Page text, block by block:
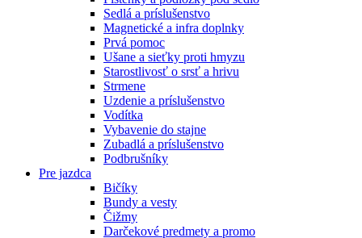
Sedlá a príslušenstvo
Magnetické a infra doplnky
Prvá pomoc
Ušane a sieťky proti hmyzu
Starostlivosť o srsť a hrivu
Strmene
Uzdenie a príslušenstvo
Vodítka
Vybavenie do stajne
Zubadlá a príslušenstvo
Podbrušníky
Pre jazdca
Bičíky
Bundy a vesty
Čižmy
Darčekové predmety a promo